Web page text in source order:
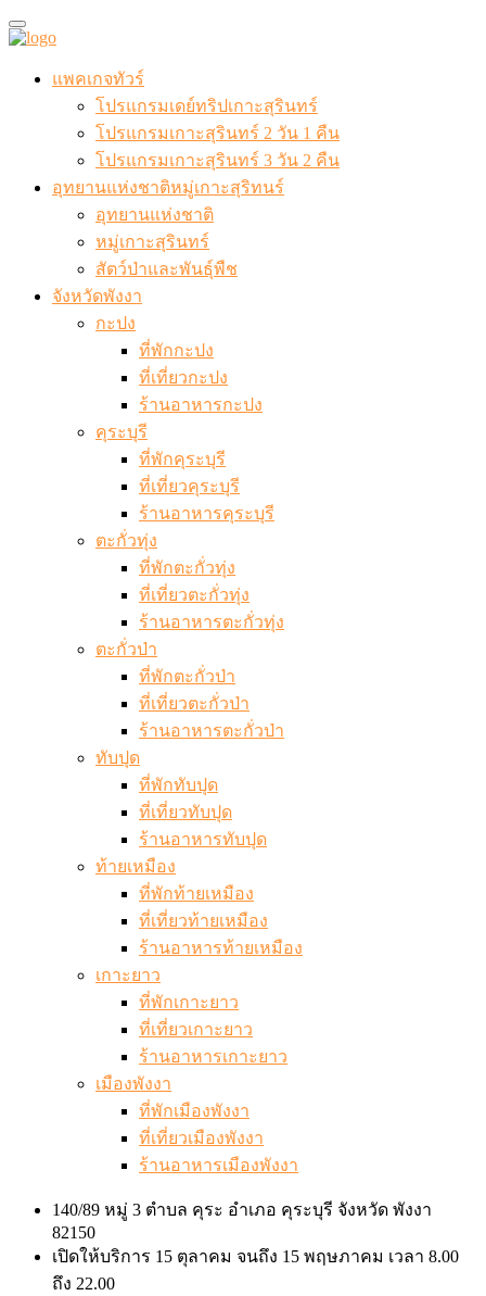
แพคเกจทัวร์
โปรแกรมเดย์ทริปเกาะสุรินทร์
โปรแกรมเกาะสุรินทร์ 2 วัน 1 คืน
โปรแกรมเกาะสุรินทร์ 3 วัน 2 คืน
อุทยานแห่งชาติหมู่เกาะสุริทนร์
อุทยานแห่งชาติ
หมู่เกาะสุรินทร์
สัตว์ป่าและพันธุ์พืช
จังหวัดพังงา
กะปง
ที่พักกะปง
ที่เที่ยวกะปง
ร้านอาหารกะปง
คุระบุรี
ที่พักคุระบุรี
ที่เที่ยวคุระบุรี
ร้านอาหารคุระบุรี
ตะกั่วทุ่ง
ที่พักตะกั่วทุ่ง
ที่เที่ยวตะกั่วทุ่ง
ร้านอาหารตะกั่วทุ่ง
ตะกั่วป่า
ที่พักตะกั่วป่า
ที่เที่ยวตะกั่วป่า
ร้านอาหารตะกั่วป่า
ทับปุด
ที่พักทับปุด
ที่เที่ยวทับปุด
ร้านอาหารทับปุด
ท้ายเหมือง
ที่พักท้ายเหมือง
ที่เที่ยวท้ายเหมือง
ร้านอาหารท้ายเหมือง
เกาะยาว
ที่พักเกาะยาว
ที่เที่ยวเกาะยาว
ร้านอาหารเกาะยาว
เมืองพังงา
ที่พักเมืองพังงา
ที่เที่ยวเมืองพังงา
ร้านอาหารเมืองพังงา
140/89 หมู่ 3 ตำบล คุระ อำเภอ คุระบุรี จังหวัด พังงา
82150
เปิดให้บริการ 15 ตุลาคม จนถึง 15 พฤษภาคม เวลา 8.00
ถึง 22.00